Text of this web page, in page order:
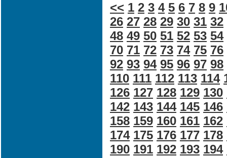
<< 1 2 3 4 5 6 7 8 9
26 27 28 29 30 31 32
48 49 50 51 52 53 54
70 71 72 73 74 75 76
92 93 94 95 96 97 98
110 111 112 113 114
126 127 128 129 130
142 143 144 145 146
158 159 160 161 162
174 175 176 177 178
190 191 192 193 194